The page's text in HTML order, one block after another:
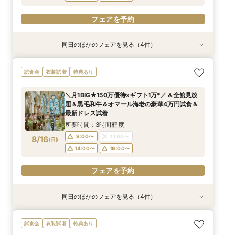
フェアを予約
衣装試着 特典あり
8/15(土)
【じっくり検討したい方向け】まずはフェアに参
加してみよう！憧れの大聖堂＆貸切会場見学＆豪
所要時間：3時間程度
9:00〜
14:00〜
16:00〜
フェアを予約
衣装試着 特典あり
8/15(土)
【マタニティ&パパママ婚限定プラン＆特典有
り】憧れ大聖堂＆緑溢れるガーデンW体験＆贅沢
所要時間：3時間程度
9:00〜
14:00〜
16:00〜
フェアを予約
衣装試着 特典あり
8/15(土)
【6名～29名迄*少人数結婚式】オリジナリティ
×安心相談会×お得プラン《無料試食》
所要時間：3時間程度
9:00〜
14:00〜
16:00〜
フェアを予約
衣装試着 特典あり
8/15(土)
【コスパ重視必見】40名130万円＆自己負担ゼロ
で叶う上質W★最短30日で準備OK★1件目来館
所要時間：3時間程度
9:00〜
14:00〜
16:00〜
フェアを予約
同日のほかのフェアを見る（4件）
試食会 衣装試着 特典あり
8/16(日)
＼月1BIG★150万優待×ギフト1万*／＆全館見放
題＆黒毛和牛＆オマール海老の豪華4万円試食＆
最新ドレス試着
所要時間：3時間程度
9:00〜
11:00〜
14:00〜
16:00〜
フェアを予約
衣装試着 特典あり
【じっくり検討したい方向け】まずはフェアに参
加してみよう！憧れの大聖堂＆貸切会場見学＆豪
衣装試着 特典あり
【マタニティ&パパママ婚限定プラン＆特典有
り】憧れ大聖堂＆緑溢れるガーデンW体験＆贅沢
衣装試着 特典あり
【6名～29名迄*少人数結婚式】オリジナリティ
×安心相談会×お得プラン《無料試食》
衣装試着 特典あり
【コスパ重視必見】40名130万円＆自己負担ゼロ
で叶う上質W★最短30日で準備OK★1件目来館
同日のほかのフェアを見る（4件）
試食会 衣装試着 特典あり